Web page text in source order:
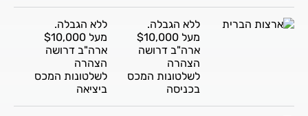
ללא הגבלה.
מעל $10,000
ארה"ב דרושה
הצהרה
לשלטונות המכס
בכניסה
ללא הגבלה.
מעל $10,000
ארה"ב דרושה
הצהרה
לשלטונות המכס
ביציאה